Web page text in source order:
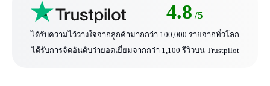
4.8 /5
ได้รับความไว้วางใจจากลูกค้ามากกว่า 100,000 รายจากทั่วโลก
ได้รับการจัดอันดับว่ายอดเยี่ยมจากกว่า 1,100 รีวิวบน Trustpilot